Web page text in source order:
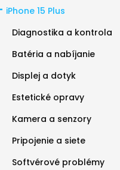
iPhone 15 Plus
Diagnostika a kontrola
Batéria a nabíjanie
Displej a dotyk
Estetické opravy
Kamera a senzory
Pripojenie a siete
Softvérové problémy